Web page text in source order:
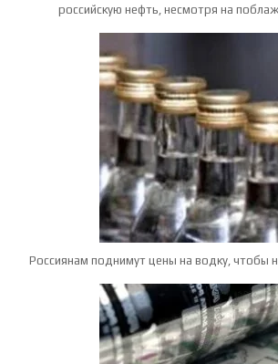
российскую нефть, несмотря на
Россиянам поднимут цены на водку, чтобы